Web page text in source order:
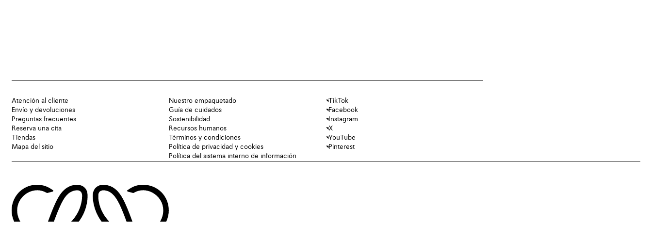
Atención al cliente
Envío y devoluciones
Preguntas frecuentes
Reserva una cita
Tiendas
Mapa del sitio
Nuestro empaquetado
Guía de cuidados
Sostenibilidad
Recursos humanos
Términos y condiciones
Política de privacidad y cookies
Política del sistema interno de información
TikTok
Facebook
Instagram
X
YouTube
Pinterest